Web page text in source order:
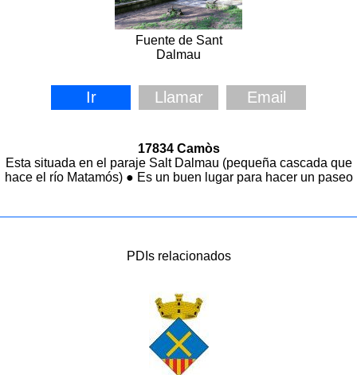
Fuente de Sant
Dalmau
Ir Llamar Email
17834 Camòs
Esta situada en el paraje Salt Dalmau (pequeña cascada que
hace el río Matamós) ● Es un buen lugar para hacer un paseo
PDIs relacionados